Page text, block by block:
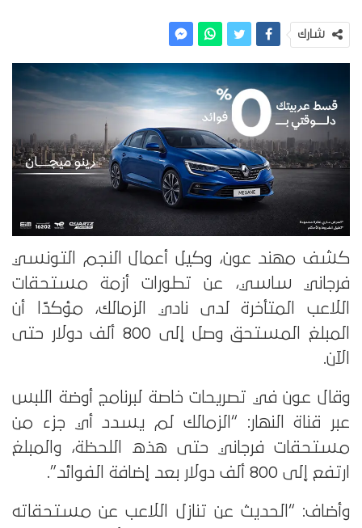
شارك
كشف مهند عون، وكيل أعمال النجم التونسي
فرجاني ساسي، عن تطورات أزمة مستحقات
اللاعب المتأخرة لدى نادي الزمالك، مؤكدًا أن
المبلغ المستحق وصل إلى 800 ألف دولار حتى
الآن.
وقال عون في تصريحات خاصة لبرنامج أوضة اللبس
عبر قناة النهار: “الزمالك لم يسدد أي جزء من
مستحقات فرجاني حتى هذه اللحظة، والمبلغ
ارتفع إلى 800 ألف دولار بعد إضافة الفوائد”.
وأضاف: “الحديث عن تنازل اللاعب عن مستحقاته